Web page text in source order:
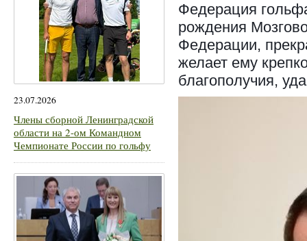
23.07.2026
Члены сборной Ленинградской
области на 2-ом Командном
Чемпионате России по гольфу
Федерация
рождения
Федерации,
желает ему
благополучия,